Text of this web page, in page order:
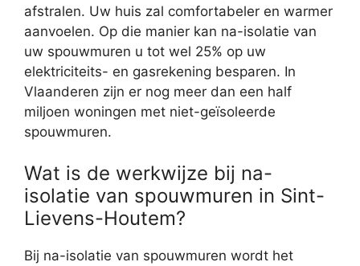
afstralen. Uw huis zal comfortabeler en warmer
aanvoelen. Op die manier kan na-isolatie van
uw spouwmuren u tot wel 25% op uw
elektriciteits- en gasrekening besparen. In
Vlaanderen zijn er nog meer dan een half
miljoen woningen met niet-geïsoleerde
spouwmuren.
Wat is de werkwijze bij na-
isolatie van spouwmuren in Sint-
Lievens-Houtem?
Bij na-isolatie van spouwmuren wordt het